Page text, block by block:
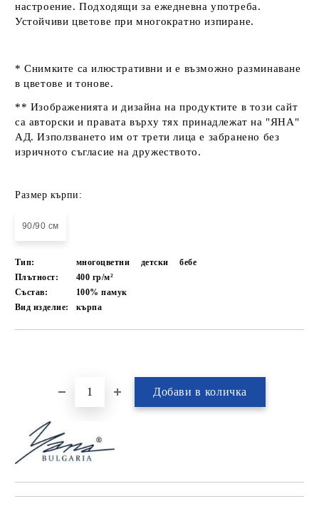
настроение. Подходящи за ежедневна употреба.
Устойчиви цветове при многократно изпиране.
* Снимките са илюстративни и е възможно разминаване
в цветове и тонове.
** Изображенията и дизайна на продуктите в този сайт
са авторски и правата върху тях принадлежат на "ЯНА"
АД. Използването им от трети лица е забранено без
изричното съгласие на дружеството.
Размер кърпи:
90/90 см
Тип: многоцветни детски
бебе
Плътност:
400 гр/м²
Състав:
100% памук
Вид изделие:
кърпа